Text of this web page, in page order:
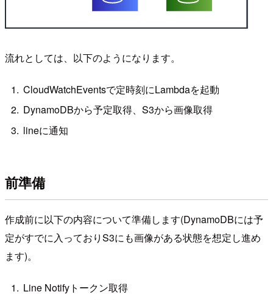
流れとしては、以下のようになります。
CloudWatchEventsで定時刻にLambdaを起動
DynamoDBから予定取得、S3から画像取得
lineに通知
前準備
作成前に以下の内容について準備します(DynamoDBには予
定がすでに入っておりS3にも画像がある状態を想定し進め
ます)。
Line Notifyトークン取得